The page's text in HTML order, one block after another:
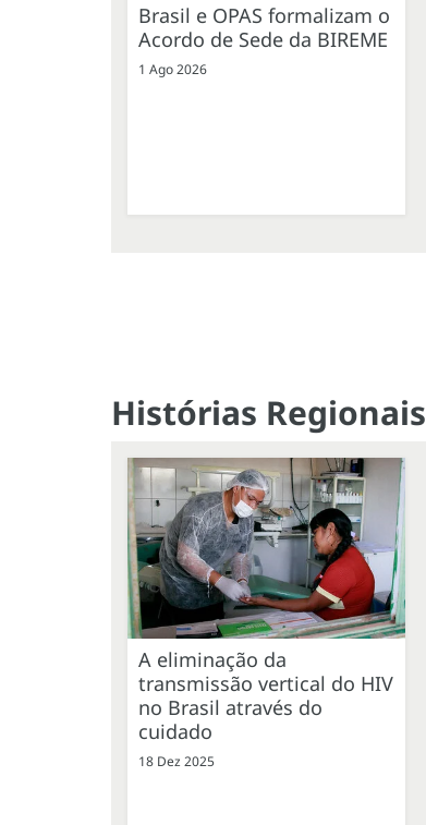
Brasil e OPAS formalizam o
Acordo de Sede da BIREME
1 Ago 2026
Histórias Regionais
A eliminação da
transmissão vertical do HIV
no Brasil através do
cuidado
18 Dez 2025